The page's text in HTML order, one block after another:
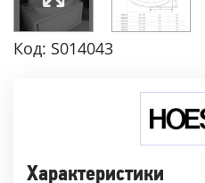
Код: S014043
Характеристики